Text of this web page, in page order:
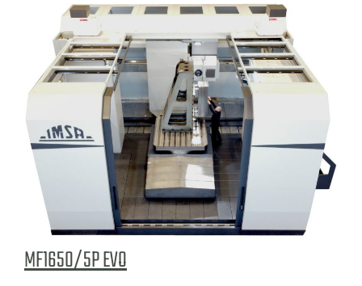
MF1650/5P EVO